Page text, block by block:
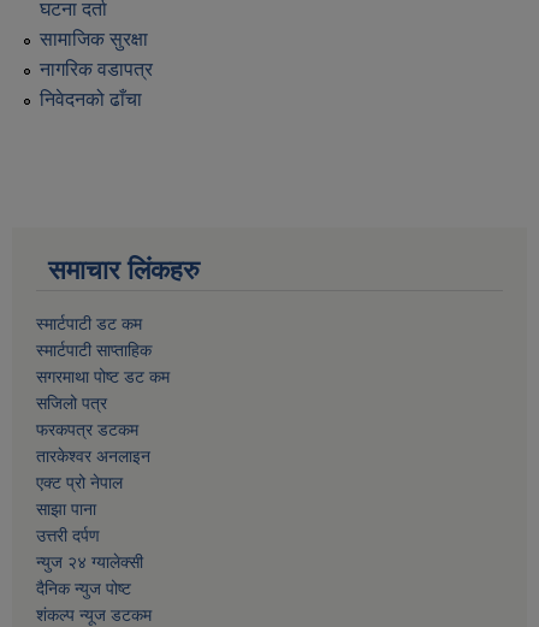
घटना दर्ता
सामाजिक सुरक्षा
नागरिक वडापत्र
निवेदनको ढाँचा
समाचार लिंकहरु
स्मार्टपाटी डट कम
स्मार्टपाटी साप्ताहिक
सगरमाथा पोष्ट डट कम
सजिलो पत्र
फरकपत्र डटकम
तारकेश्वर अनलाइन
एक्ट प्रो नेपाल
साझा पाना
उत्तरी दर्पण
न्युज २४ ग्यालेक्सी
दैनिक न्युज पोष्ट
शंकल्प न्यूज डटकम